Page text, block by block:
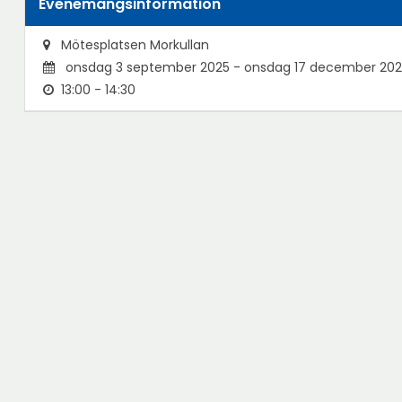
Mötesplatsen Morkullan
onsdag 3 september 2025 - onsdag 17 december
13:00 - 14:30